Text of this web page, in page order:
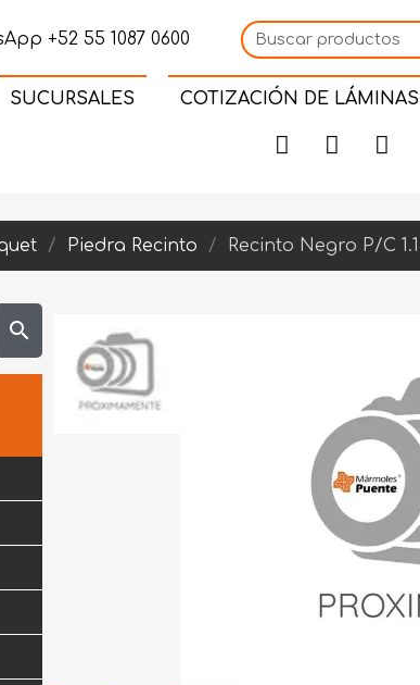
+52 55 1087 0600
SUCURSALES COTIZACIÓN DE LÁMINAS
Piedra Recinto Recinto Negro P/C
search